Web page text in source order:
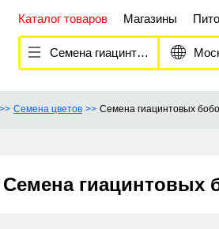
Каталог товаров Магазины
Семена гиацинтовых бобов
Семена цветов Семена гиацинтовых
Семена гиацинтовых